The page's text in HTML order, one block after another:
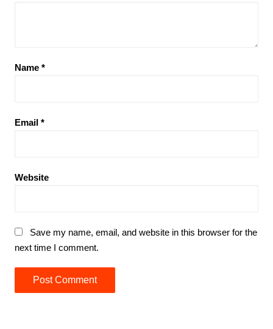
Name *
Email *
Website
Save my name, email, and website in this browser for the
next time I comment.